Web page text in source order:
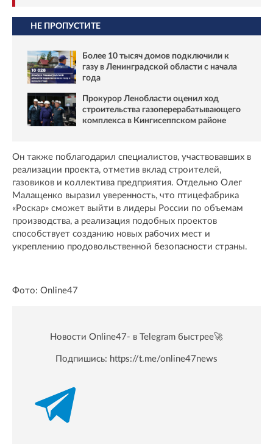
НЕ ПРОПУСТИТЕ
Более 10 тысяч домов подключили к
газу в Ленинградской области с начала
года
Прокурор Ленобласти оценил ход
строительства газоперерабатывающего
комплекса в Кингисеппском районе
Он также поблагодарил специалистов, участвовавших в
реализации проекта, отметив вклад строителей,
газовиков и коллектива предприятия. Отдельно Олег
Малащенко выразил уверенность, что птицефабрика
«Роскар» сможет выйти в лидеры России по объемам
производства, а реализация подобных проектов
способствует созданию новых рабочих мест и
укреплению продовольственной безопасности страны.
Фото: Online47
Новости Online47- в Telegram быстрее🚀
Подпишись: https://t.me/online47news